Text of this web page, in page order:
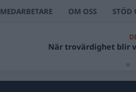
MEDARBETARE OM OSS STÖD
När trovärdighet blir